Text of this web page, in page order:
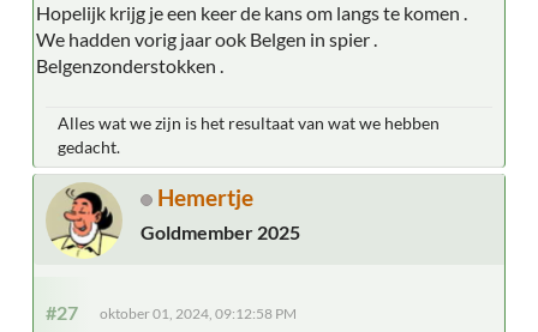
Hopelijk krijg je een keer de kans om langs te komen .
We hadden vorig jaar ook Belgen in spier .
Belgenzonderstokken .
Alles wat we zijn is het resultaat van wat we hebben
gedacht.
Hemertje
Goldmember 2025
#27 oktober 01, 2024, 09:12:58 PM